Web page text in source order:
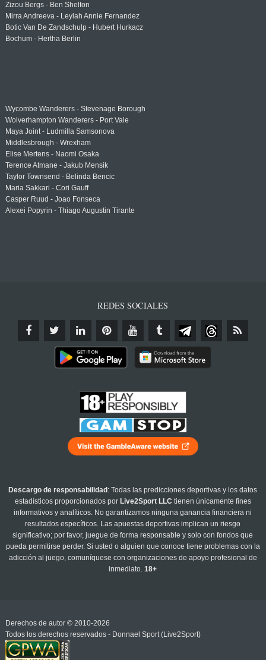
Zizou Bergs - Ben Shelton
Mirra Andreeva - Leylah Annie Fernandez
Botic Van De Zandschulp - Hubert Hurkacz
Bochum - Hertha Berlin
Wycombe Wanderers - Stevenage Borough
Wolverhampton Wanderers - Port Vale
Maya Joint - Ludmilla Samsonova
Middlesbrough - Wrexham
Elise Mertens - Naomi Osaka
Terence Atmane - Jakub Mensik
Taylor Townsend - Belinda Bencic
Maria Sakkari - Cori Gauff
Casper Ruud - Joao Fonseca
Alexei Popyrin - Thiago Augustin Tirante
REDES SOCIALES
Descargo de responsabilidad : Todas las predicciones deportivas y los datos
estadísticos proporcionados por Live2Sport LLC tienen únicamente fines
informativos y analíticos. No garantizamos ninguna ganancia financiera ni
resultados específicos. Las apuestas deportivas implican un riesgo
significativo; por favor, juegue de forma responsable y solo con fondos que
pueda permitirse perder. Si usted o alguien que conoce tiene problemas con la
adicción al juego, comuníquese con organizaciones de apoyo profesional de
inmediato.18+
Derechos de autor © 2010-2026
Todos los derechos reservados - Donnael Sport (Live2Sport)